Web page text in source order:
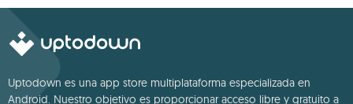
Uptodown es una app store multiplataforma especializada en
Android. Nuestro objetivo es proporcionar acceso libre y gratuito a